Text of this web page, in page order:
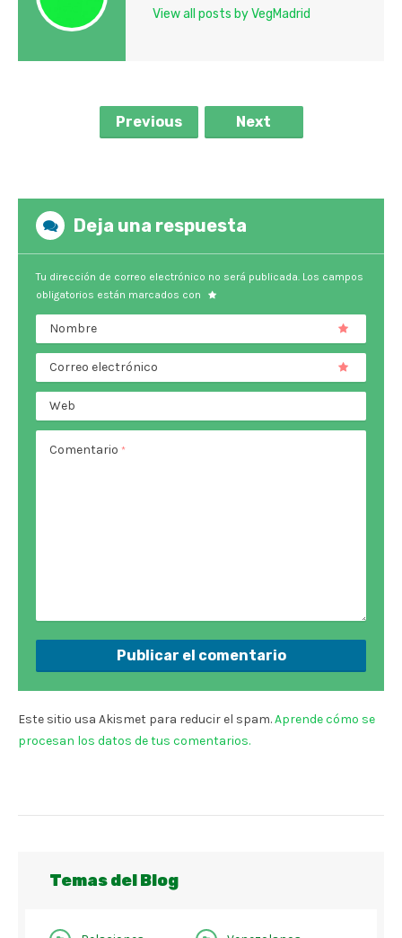
View all posts by VegMadrid
Previous Next
Deja una respuesta
Tu dirección de correo electrónico no será publicada. Los campos
obligatorios están marcados con
Nombre
Correo electrónico
Web
Comentario *
Este sitio usa Akismet para reducir el spam.Aprende cómo se
procesan los datos de tus comentarios.
Temas del Blog